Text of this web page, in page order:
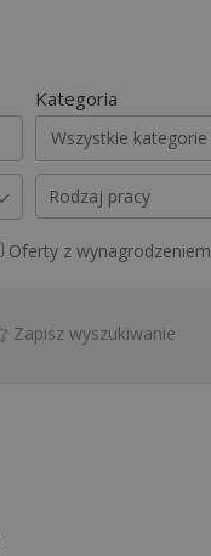
Kategoria
Wszystkie kategorie
Rodzaj pracy
Oferty z wynagrodzeniem
Zapisz wyszukiwanie